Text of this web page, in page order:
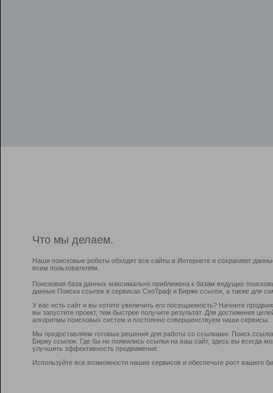
Что мы делаем.
Наши поисковые роботы обходят все сайты в Интернете и сохраняют
всем пользователям.
Поисковая база данных максимально приближена к базам ведущих
данные Поиска ссылок в сервисах СеоТраф и Бирже ссылок, а также для
У вас есть сайт и вы хотите увеличить его посещаемость? Начните
вы запустите проект, тем быстрее получите результат. Для достижения
алгоритмы поисковых систем и постоянно совершенствуем наши сервисы.
Мы предоставляем готовые решения для работы со ссылками: Поиск
Биржу ссылок. Где бы не появились ссылки на ваш сайт, здесь вы всегда
улучшить эффективность продвижения.
Используйте все возможности наших сервисов и обеспечьте рост вашего